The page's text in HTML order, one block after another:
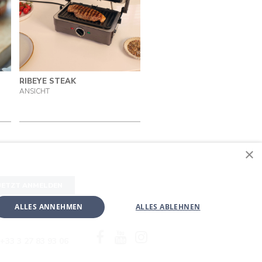
RIBEYE STEAK
ANSICHT
×
ALLES ANNEHMEN ALLES ABLEHNEN